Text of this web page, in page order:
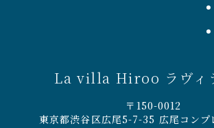
La villa Hiroo ラヴィ
〒150-0012
東京都渋谷区広尾5-7-35 広尾コンプ